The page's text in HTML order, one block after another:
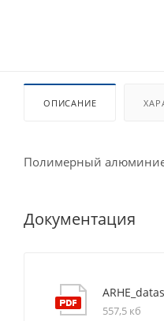
ОПИСАНИЕ
Полимерный
Документация
557,5 кб